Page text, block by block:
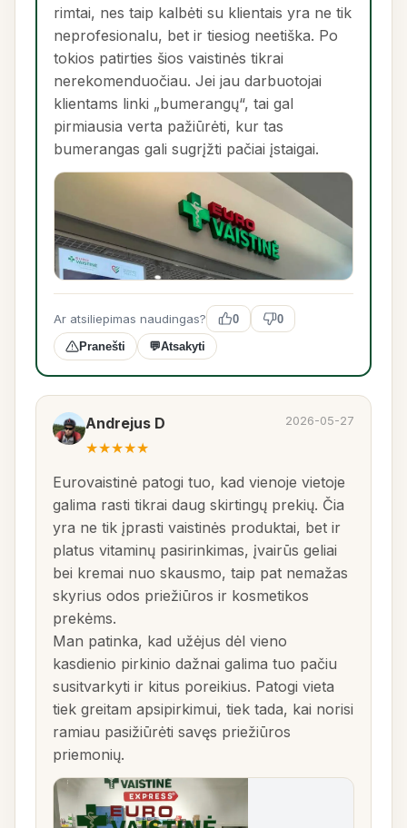
rimtai, nes taip kalbėti su klientais yra ne tik
neprofesionalu, bet ir tiesiog neetiška. Po
tokios patirties šios vaistinės tikrai
nerekomenduočiau. Jei jau darbuotojai
klientams linki „bumerangų“, tai gal
pirmiausia verta pažiūrėti, kur tas
bumerangas gali sugrįžti pačiai įstaigai.
Ar atsiliepimas naudingas? 0 0
Pranešti 💬Atsakyti
Andrejus D
★★★★★
2026-05-27
Eurovaistinė patogi tuo, kad vienoje vietoje
galima rasti tikrai daug skirtingų prekių. Čia
yra ne tik įprasti vaistinės produktai, bet ir
platus vitaminų pasirinkimas, įvairūs geliai
bei kremai nuo skausmo, taip pat nemažas
skyrius odos priežiūros ir kosmetikos
prekėms.
Man patinka, kad užėjus dėl vieno
kasdienio pirkinio dažnai galima tuo pačiu
susitvarkyti ir kitus poreikius. Patogi vieta
tiek greitam apsipirkimui, tiek tada, kai norisi
ramiau pasižiūrėti savęs priežiūros
priemonių.